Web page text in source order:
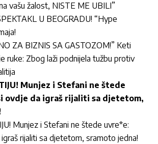
vašu žalost, NISTE ME UBILI”
U BEOGRADU! “Hype
ZA BIZNIS SA GASTOZOM!” Keti
ruke: Zbog laži podnijela tužbu protiv
Munjez i Stefani ne štede
ovdje da igraš rijaliti sa djetetom,
Munjez i Stefani ne štede uvre*e:
rijaliti sa djetetom, sramoto jedna!